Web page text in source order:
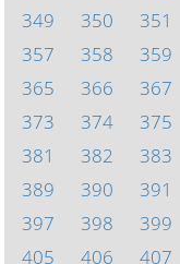
349
350 351
357
358 359
365
366 367
373
374 375
381
382 383
389
390 391
397
398 399
405
406 407